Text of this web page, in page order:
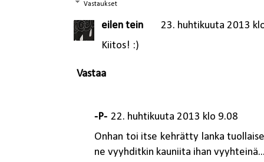
Vastaukset
eilen tein
23. huhtikuuta 2013
Kiitos! :)
Vastaa
-P- 22. huhtikuuta 2013 klo 9.08
Onhan toi itse kehrätty lanka
ne vyyhditkin kauniita ihan